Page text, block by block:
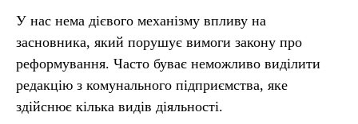
У нас нема дієвого механізму впливу на
засновника, який порушує вимоги закону про
реформування. Часто буває неможливо виділити
редакцію з комунального підприємства, яке
здійснює кілька видів діяльності.